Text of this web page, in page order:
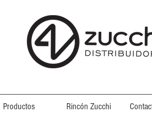
Productos Rincón Zucchi